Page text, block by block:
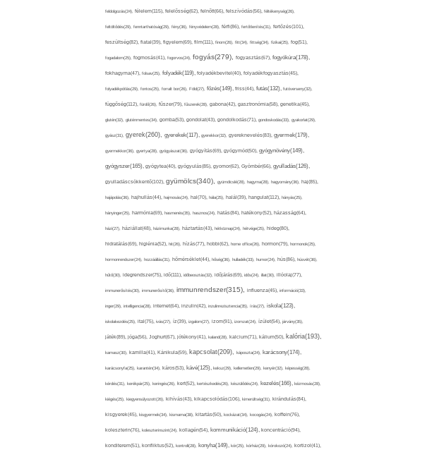
feldolgozás(24), félelem(115), felelősség(62), felnőtt(66), felszívódás(56), féltékenység(26),
feltöltődés(29), fenntarthatóság(29), fény(36), fényvédelem(28), férfi(86), fertőtlenítés(31), fertőzés(101),
feszültség(82), fiatal(39), figyelem(69), film(111), finom(26), fitt(34), fittség(34), fizikai(25), fog(51),
fogadalom(25), fogmosás(41), fogorvos(24), fogyás(279), fogyasztás(67), fogyókúra(178),
fokhagyma(47), folsav(25), folyadék(119), folyadékbevitel(40), folyadékfogyasztás(45),
folyadékpótlás(29), fontos(25), forralt bor(26), Föld(27), főzés(149), friss(44), futás(132), futóverseny(32),
függőség(112), fürdő(26), fűszer(79), fűszerek(28), gabona(42), gasztronómia(58), genetika(45),
glutén(32), gluténmentes(34), gomba(53), gondolat(43), gondolkodás(71), gondoskodás(33), gyakorlat(29),
gyász(31), gyerek(260), gyerekek(117), gyerekkor(32), gyereknevelés(83), gyermek(179),
gyermekkor(36), gyertya(28), gyógyászat(36), gyógyítás(69), gyógymód(50), gyógynövény(149),
gyógyszer(165), gyógytea(40), gyógyulás(85), gyomor(62), Gyömbér(66), gyulladás(126),
gyulladáscsökkentő(102), gyümölcs(340), gyümölcslé(28), hagyma(28), hagyomány(36), haj(85),
hajápolás(36), hajhullás(44), hajmosás(24), hal(70), hála(25), halál(39), hangulat(112), hányás(25),
hányinger(25), harmónia(69), hasmenés(35), hasznos(24), hatás(84), hatékony(52), házasság(64),
házi(27), háziállat(48), házimunka(28), háztartás(43), hétköznap(24), hétvége(25), hideg(80),
hidratálás(69), higiénia(52), hit(26), hízás(77), hobbi(62), home office(26), hormon(79), hormonok(25),
hormonrendszer(24), hozzáállás(31), hőmérséklet(44), hőség(36), hulladék(33), humor(24), hús(86), húsvét(36),
hűtő(30), idegrendszer(75), idő(111), időbeosztás(32), időjárás(69), idős(24), illat(30), illóolaj(77),
immunerősítés(30), immunerősítő(36), immunrendszer(315), influenza(45), információ(33),
inger(29), intelligencia(28), internet(64), inzulin(42), inzulinrezisztencia(35), írás(27), iskola(123),
iskolakezdés(25), ital(75), ivás(27), íz(39), izgalom(27), izom(91), izomzat(24), ízület(54), járvány(35),
játék(89), jóga(56), Joghurt(67), jótékony(41), kaland(28), kalcium(71), kálium(50), kalória(193),
kamasz(30), kamilla(41), Kánikula(59), kapcsolat(209), káposzta(24), karácsony(174),
karácsonyfa(25), karantén(34), káros(53), kávé(125), keksz(29), kellemetlen(29), kenyér(32), képesség(28),
kérdés(31), kerékpár(25), keringés(26), kert(52), kertészkedés(26), készülődés(24), kezelés(166), kézmosás(28),
kiégés(25), kiegyensúlyozott(26), kihívás(43), kikapcsolódás(106), kimerültség(31), kirándulás(84),
kisgyerek(45), kisgyermek(34), kismama(38), kitartás(50), kockázat(34), kocogás(24), koffein(76),
koleszterin(76), koleszterinszint(24), kollagén(54), kommunikáció(124), koncentráció(94),
konditerem(51), konfliktus(52), kontroll(28), konyha(149), kór(25), kórház(29), kórokozó(24), kortizol(41),